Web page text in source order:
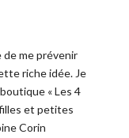
me prévenir
riche idée. Je
« Les 4
filles et petites
Corin